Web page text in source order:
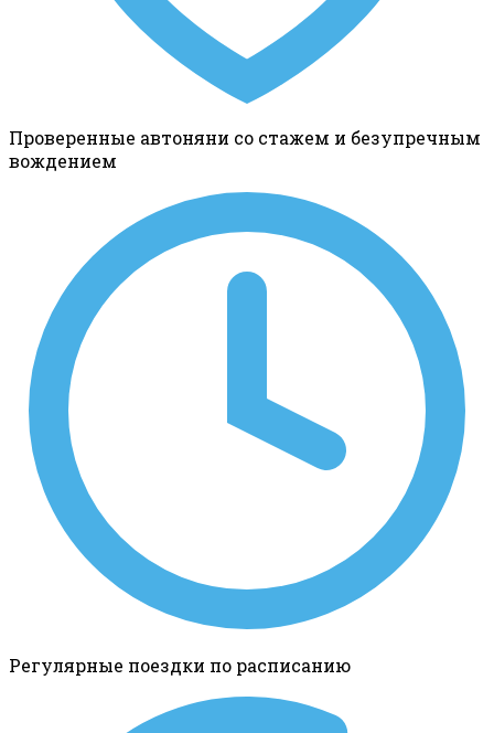
Проверенные автоняни со стажем и безупречным
вождением
Регулярные поездки по расписанию